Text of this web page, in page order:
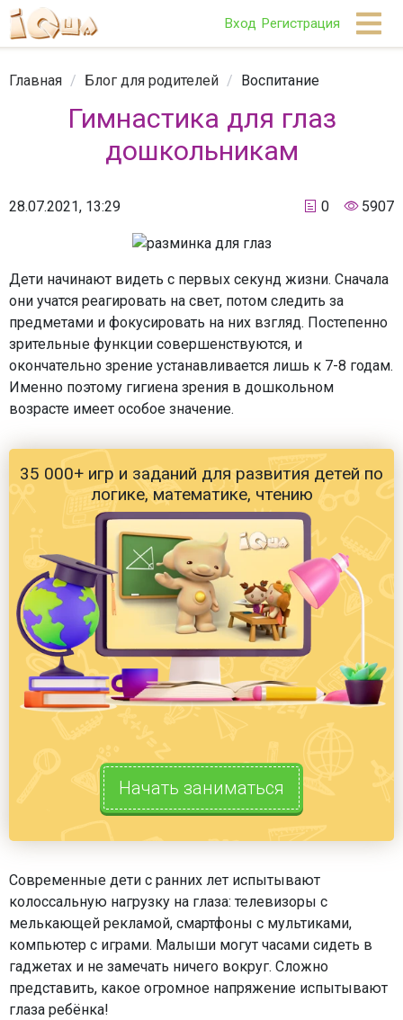
Вход Регистрация
Главная / Блог для родителей / Воспитание
Гимнастика для глаз
дошкольникам
28.07.2021, 13:29 0 5907
Дети начинают видеть с первых секунд жизни. Сначала
они учатся реагировать на свет, потом следить за
предметами и фокусировать на них взгляд. Постепенно
зрительные функции совершенствуются, и
окончательно зрение устанавливается лишь к 7-8 годам.
Именно поэтому гигиена зрения в дошкольном
возрасте имеет особое значение.
35 000+ игр и заданий для развития детей по
логике, математике, чтению
Начать заниматься
Современные дети с ранних лет испытывают
колоссальную нагрузку на глаза: телевизоры с
мелькающей рекламой, смартфоны с мультиками,
компьютер с играми. Малыши могут часами сидеть в
гаджетах и не замечать ничего вокруг. Сложно
представить, какое огромное напряжение испытывают
глаза ребёнка!